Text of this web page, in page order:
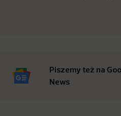
Piszemy też na
News